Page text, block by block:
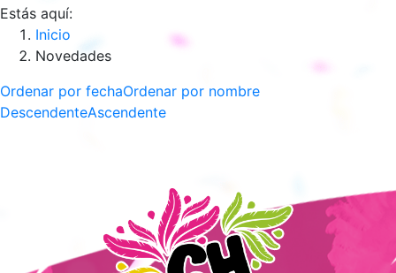
Estás aquí:
Inicio
Novedades
Ordenar por fechaOrdenar por nombre
DescendenteAscendente